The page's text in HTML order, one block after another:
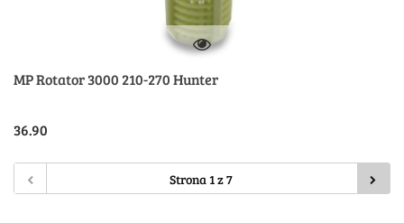
MP Rotator 3000 210-270 Hunter
36.90